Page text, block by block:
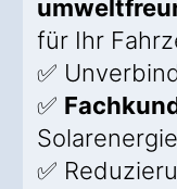
für Ihr
✅
✅
✅